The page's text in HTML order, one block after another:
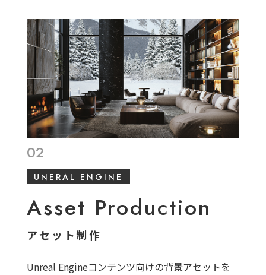
02
UNERAL ENGINE
Asset Production
アセット制作
Unreal Engineコンテンツ向けの背景アセットを